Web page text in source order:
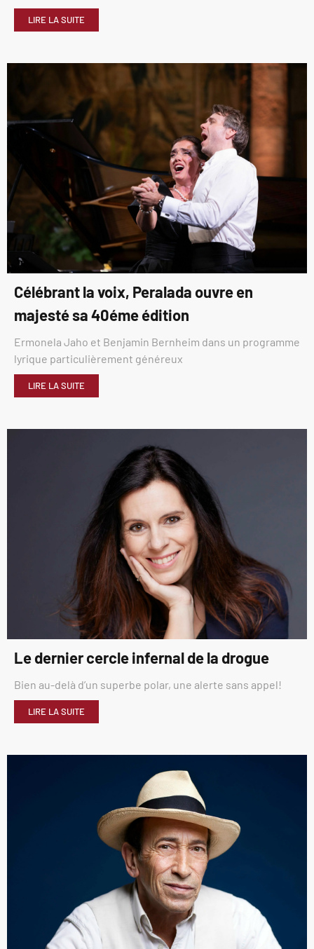
LIRE LA SUITE
Célébrant la voix, Peralada ouvre en
majesté sa 40éme édition
Ermonela Jaho et Benjamin Bernheim dans un programme
lyrique particulièrement généreux
LIRE LA SUITE
Le dernier cercle infernal de la drogue
Bien au-delà d’un superbe polar, une alerte sans appel!
LIRE LA SUITE